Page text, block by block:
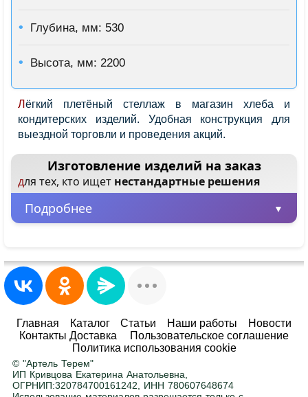
Лёгкий плетёный стеллаж в магазин хлеба и
кондитерских изделий. Удобная конструкция для
выездной торговли и проведения акций.
Глубина, мм: 530
Высота, мм: 2200
Изготовление изделий на заказ
для тех, кто ищет нестандартные решения
Подробнее
Заказывайте от одного изделия, не
ограничиваясь большими объемами.
Любые размеры и цвета
Адаптируем любой товар под ваше
помещение. Ширина, высота, глубина — по
вашему заданию. Покраска в любой цвет RAL
Главная Каталог Статьи Наши работы
Новости
Контакты Доставка
Пользовательское соглашение
Политика использования cookie
© "Артель Терем"
ИП Кривцова Екатерина Анатольевна,
ОГРНИП:320784700161242, ИНН 780607648674